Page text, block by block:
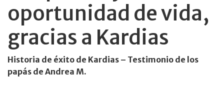
oportunidad de vida,
gracias a Kardias
Historia de éxito de Kardias – Testimonio de los
papás de Andrea M.